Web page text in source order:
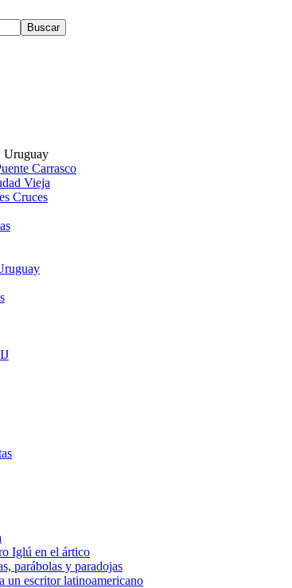
Uruguay
Carrasco
Vieja
Cruces
Iglú en el ártico
parábolas y paradojas
un escritor latinoamericano